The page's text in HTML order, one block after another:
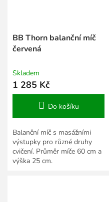
BB Thorn balanční míč
červená
Skladem
1 285 Kč
Do košíku
Balanční míč s masážními
výstupky pro různé druhy
cvičení. Průměr míče 60 cm a
výška 25 cm.